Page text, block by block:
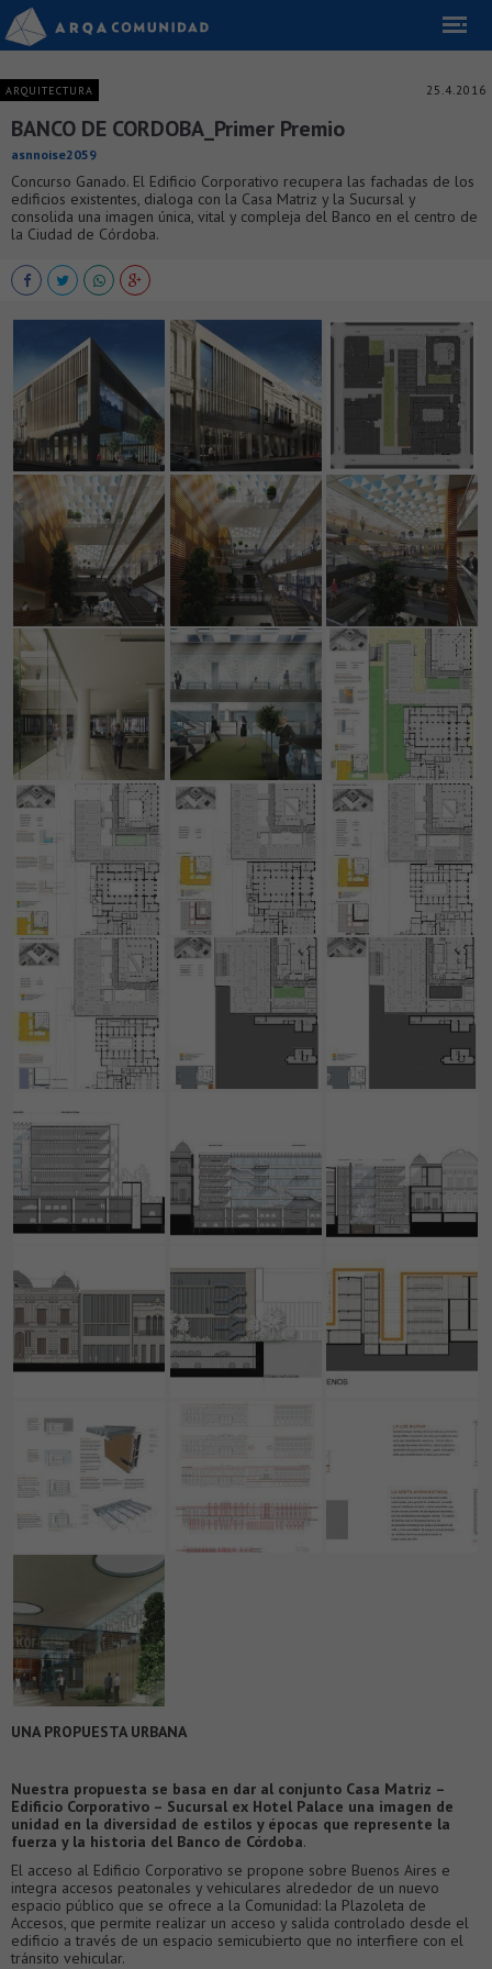
ARQUITECTURA 25.4.2016
BANCO DE CORDOBA_Primer Premio
asnnoise2059
Concurso Ganado. El Edificio Corporativo recupera las fachadas de los
edificios existentes, dialoga con la Casa Matriz y la Sucursal y
consolida una imagen única, vital y compleja del Banco en el centro de
la Ciudad de Córdoba.
UNA PROPUESTA URBANA
Nuestra propuesta se basa en dar al conjunto Casa Matriz –
Edificio Corporativo – Sucursal ex Hotel Palace una imagen de
unidad en la diversidad de estilos y épocas que represente la
fuerza y la historia del Banco de Córdoba.
El acceso al Edificio Corporativo se propone sobre Buenos Aires e
integra accesos peatonales y vehiculares alrededor de un nuevo
espacio público que se ofrece a la Comunidad: la Plazoleta de
Accesos, que permite realizar un acceso y salida controlado desde el
edificio a través de un espacio semicubierto que no interfiere con el
tránsito vehicular.